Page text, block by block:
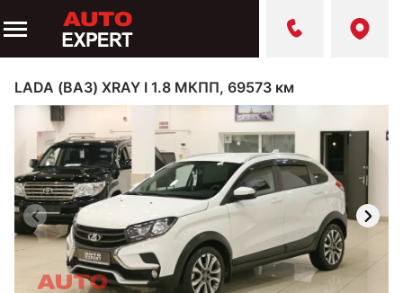
LADA (ВАЗ) XRAY I 1.8 МКПП, 69573 км